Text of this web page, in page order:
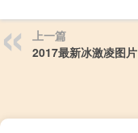
上一篇
2017最新冰激凌图片